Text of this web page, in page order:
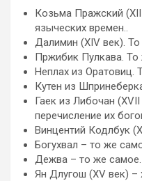
Козьма Пражский
языческих времен..
Далимин (XIV век).
Пржибик Пулкава. То
Неплах из Оратовиц.
Кутен из
Гаек из Либочан
перечисление их
Винцентий Кодлбук
Богухвал – то же
Дежва – то же самое.
Ян Длугош (XV век) –